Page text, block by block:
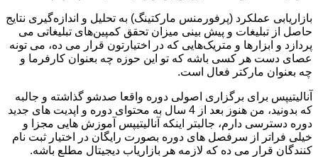
بازاریابی عملکرد (پرفورمنس مارکتینگ) به تحلیل و اندازه‌گیری نتایج
حاصل از تبلیغات و پیش بینی میزان تحقق کمپین‌های تبلیغاتی می
پردازد و ابزارها و متریک‌هایی که در اختیارتون قرار می ده، می تونه
عصای دست هر کسی باشه که تو این حوزه چه بعنوان کارفرما و
چه بعنوان مارکتر فعال است.
آنالیتیپس برای برگزاری اصولی دوره واقعا صدشو گذاشته و جالبه
که بدونید، من هنوز بعد از 4 سال به محتوای دوره و اپدیت های جدید
دوره دسترسی دارم، جالبتر اینکه آنالیتیپس آموزش هایی مجزا و
خیلی فراتر از سرفصل های دوره بصورت رایگان در اختیار ثبت نام
کنندگان قرار می ده که لازمه هر بازاریاب دیجیتال مطلع باشه.